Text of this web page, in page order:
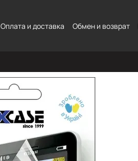
Оплата и доставка Обмен и возврат